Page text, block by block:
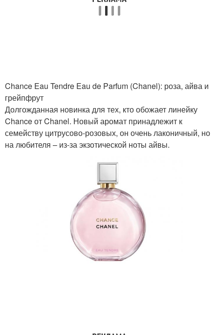
Chance Eau Tendre Eau de Parfum (Chanel): роза, айва и
грейпфрут
Долгожданная новинка для тех, кто обожает линейку
Chance от Chanel. Новый аромат принадлежит к
семейству цитрусово-розовых, он очень лаконичный, но
на любителя – из-за экзотической ноты айвы.